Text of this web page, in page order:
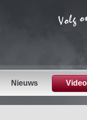
Nieuws